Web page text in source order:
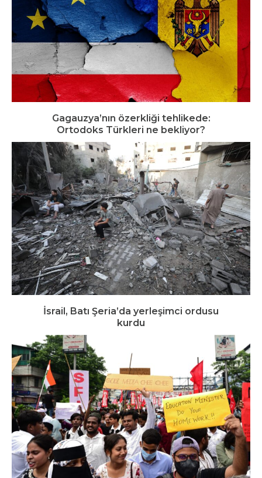
Gagauzya’nın özerkliği tehlikede:
Ortodoks Türkleri ne bekliyor?
İsrail, Batı Şeria’da yerleşimci ordusu
kurdu